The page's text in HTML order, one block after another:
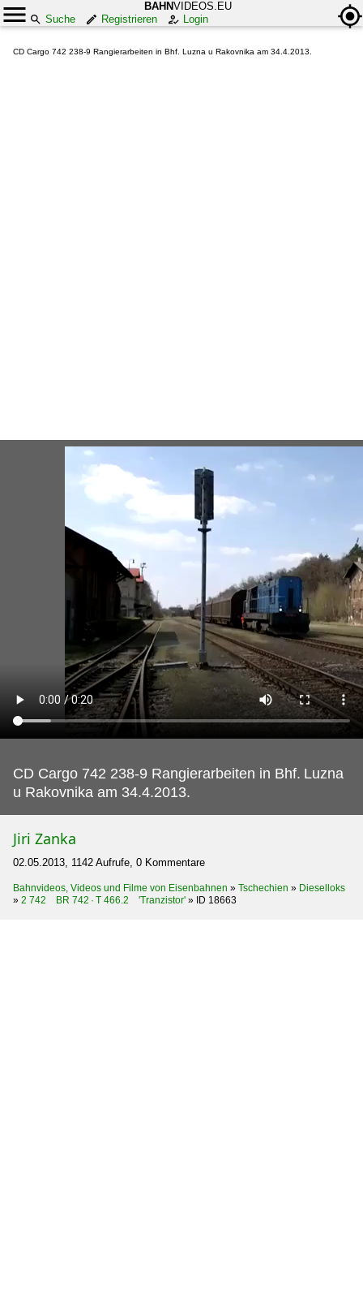
BAHNVIDEOS.EU
Suche
Registrieren Login
CD Cargo 742 238-9 Rangierarbeiten in Bhf. Luzna u Rakovnika am 34.4.2013.
CD Cargo 742 238-9 Rangierarbeiten in Bhf. Luzna
u Rakovnika am 34.4.2013.
Jiri Zanka
02.05.2013, 1142 Aufrufe, 0 Kommentare
Bahnvideos, Videos und Filme von Eisenbahnen » Tschechien » Dieselloks
» 2 742 BR 742 · T 466.2 'Tranzistor' » ID 18663